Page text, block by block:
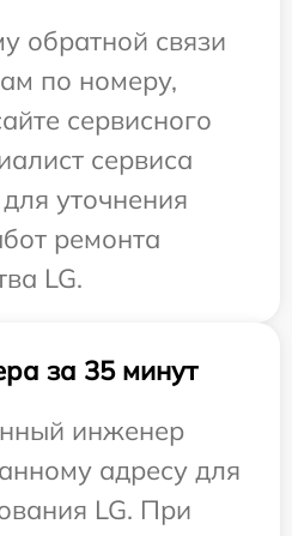
обратной связи
по номеру,
сервисного
сервиса
уточнения
ремонта
LG.
за 35 минут
инженер
адресу для
LG. При